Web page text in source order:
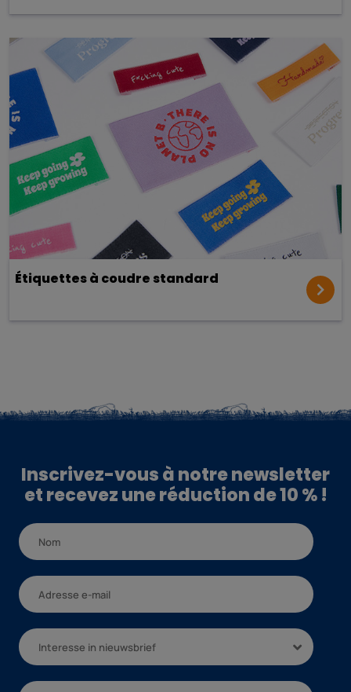
Étiquettes à coudre standard
Inscrivez-vous à notre newsletter
et recevez une réduction de 10 % !
Interesse in nieuwsbrief